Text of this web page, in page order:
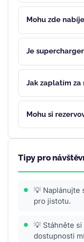
Mohu zde
Je
Jak zaplatím za
Mohu si
Tipy pro
💡 Naplánujte
pro jistotu.
💡 Stáhněte
dostupnosti